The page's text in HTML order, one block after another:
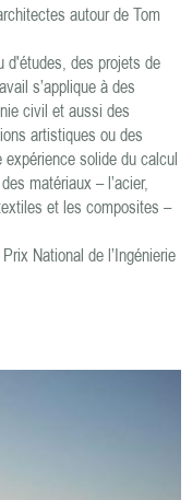
autour de Tom
d'études, des projets de
s’applique à des
civil et aussi des
artistiques ou des
solide du calcul
matériaux – l’acier,
et les composites –
National de l’Ingénierie